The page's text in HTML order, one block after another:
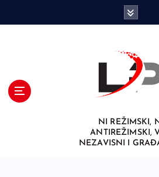
NI REŽIMSKI,
ANTIREŽIMSKI,
NEZAVISNI I